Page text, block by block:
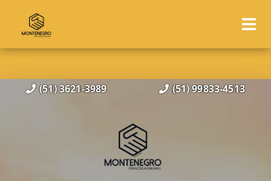
(51) 3621-3989 (51) 99833-4513